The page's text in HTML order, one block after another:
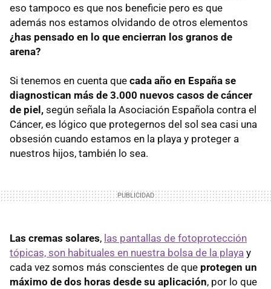
eso tampoco es que nos beneficie pero es que
además nos estamos olvidando de otros elementos
¿has pensado en lo que encierran los granos de
arena?
Si tenemos en cuenta que cada año en España se
diagnostican más de 3.000 nuevos casos de cáncer
de piel, según señala la Asociación Española contra el
Cáncer, es lógico que protegernos del sol sea casi una
obsesión cuando estamos en la playa y proteger a
nuestros hijos, también lo sea.
Las cremas solares, las pantallas de fotoprotección
tópicas, son habituales en nuestra bolsa de la playa y
cada vez somos más conscientes de que protegen un
máximo de dos horas desde su aplicación, por lo que